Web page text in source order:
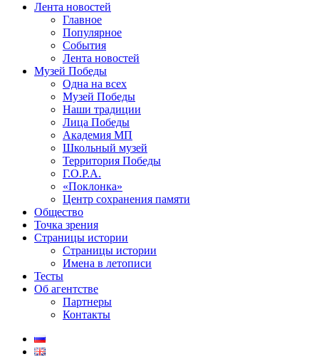
Лента новостей
Главное
Популярное
События
Лента новостей
Музей Победы
Одна на всех
Музей Победы
Наши традиции
Лица Победы
Академия МП
Школьный музей
Территория Победы
Г.О.Р.А.
«Поклонка»
Центр сохранения памяти
Общество
Точка зрения
Страницы истории
Страницы истории
Имена в летописи
Тесты
Об агентстве
Партнеры
Контакты